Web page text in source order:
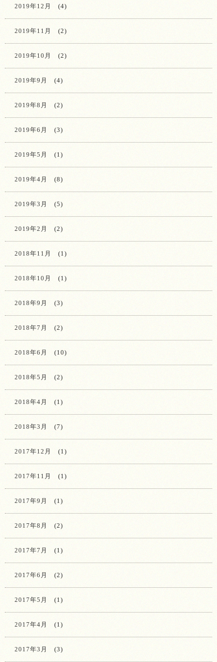
2019年12月 (4)
2019年11月 (2)
2019年10月 (2)
2019年9月 (4)
2019年8月 (2)
2019年6月 (3)
2019年5月 (1)
2019年4月 (8)
2019年3月 (5)
2019年2月 (2)
2018年11月 (1)
2018年10月 (1)
2018年9月 (3)
2018年7月 (2)
2018年6月 (10)
2018年5月 (2)
2018年4月 (1)
2018年3月 (7)
2017年12月 (1)
2017年11月 (1)
2017年9月 (1)
2017年8月 (2)
2017年7月 (1)
2017年6月 (2)
2017年5月 (1)
2017年4月 (1)
2017年3月 (3)